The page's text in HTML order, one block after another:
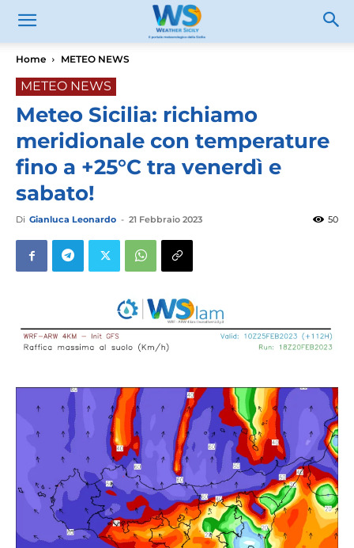
Home METEO NEWS
METEO NEWS
Meteo Sicilia: richiamo
meridionale con temperature
fino a +25°C tra venerdì e
sabato!
Di Gianluca Leonardo - 21 Febbraio 2023 50